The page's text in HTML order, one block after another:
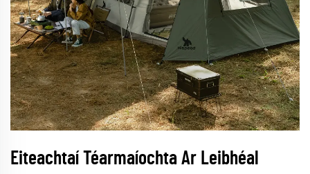
Eiteachtaí Téarmaíochta Ar Leibhéal